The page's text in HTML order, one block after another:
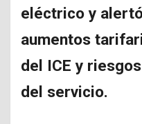
eléctrico y
aumentos
del ICE y
del servicio.